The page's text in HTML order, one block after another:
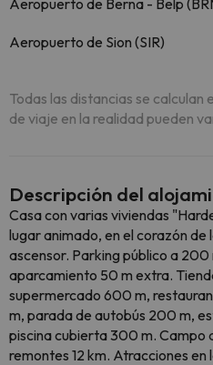
Aeropuerto de Berna - Belp
Aeropuerto de Sion (SIR)
Todas las distancias se calculan
de viaje en la realidad pueden
Descripción del
Casa con varias viviendas
lugar animado, en el corazón de
ascensor. Parking público a 200
aparcamiento 50 m extra.
supermercado 600 m,
m, parada de autobús 200 m,
piscina cubierta 300 m. Campo
remontes 12 km. Atracciones